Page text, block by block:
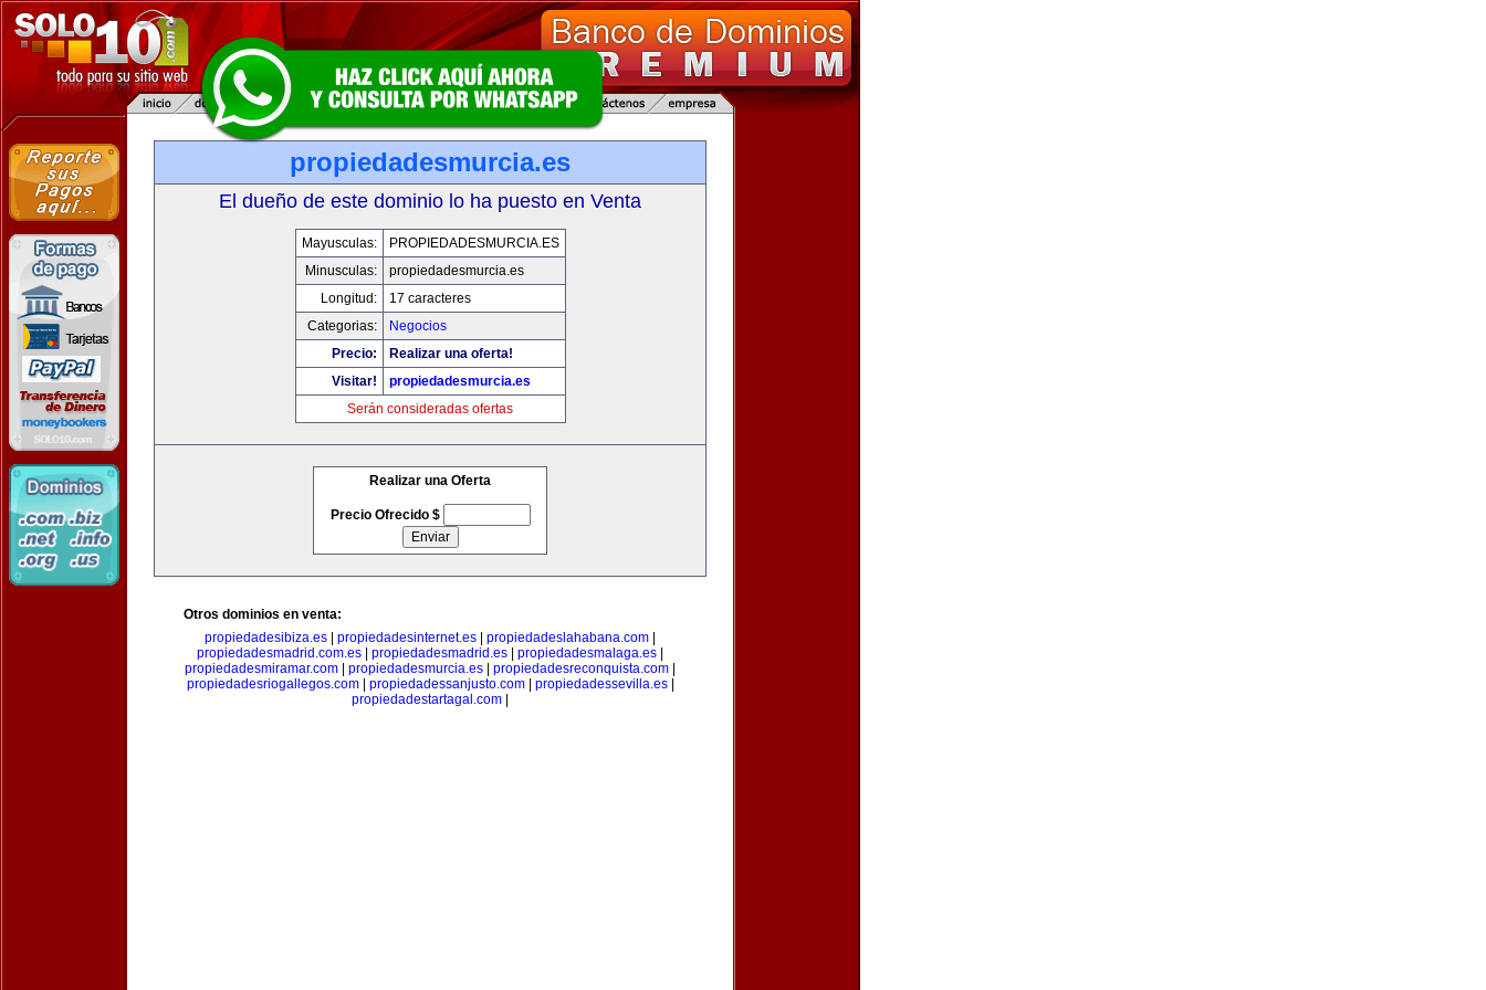
propiedadesmurcia.es
El dueño de este dominio lo ha puesto en Venta
Mayusculas:
PROPIEDADESMURCIA.ES
Minusculas:
propiedadesmurcia.es
Longitud:
17 caracteres
Categorias:
Negocios
Precio:
Realizar una oferta!
Visitar!
propiedadesmurcia.es
Serán consideradas ofertas
Realizar una Oferta
Precio Ofrecido $
Otros dominios en venta:
propiedadesibiza.es
propiedadesinternet.es propiedadeslahabana.com
propiedadesmadrid.com.es
propiedadesmadrid.es propiedadesmalaga.es
propiedadesmiramar.com
propiedadesmurcia.es propiedadesreconquista.com
propiedadesriogallegos.com| propiedadessanjusto.com| propiedadessevilla.es|
propiedadestartagal.com